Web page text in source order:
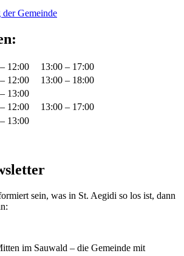
Gemeinde
12:00
13:00 – 17:00
12:00
13:00 – 18:00
13:00
12:00
13:00 – 17:00
13:00
sein, was in St. Aegidi so los ist, dann
im Sauwald – die Gemeinde mit